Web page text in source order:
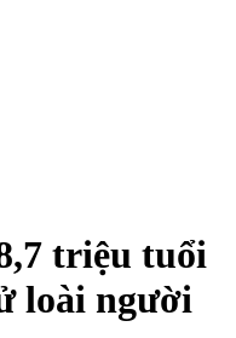
triệu tuổi
loài người